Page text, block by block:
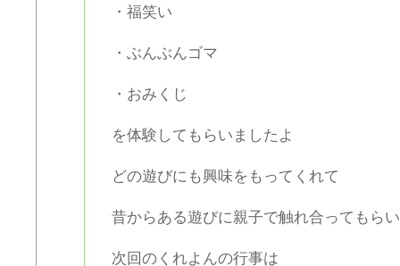
・福笑い
・ぶんぶんゴマ
・おみくじ
を体験してもらいましたよ
どの遊びにも興味をもってくれて
昔からある遊びに親子で触れ合ってもら
次回のくれよんの行事は